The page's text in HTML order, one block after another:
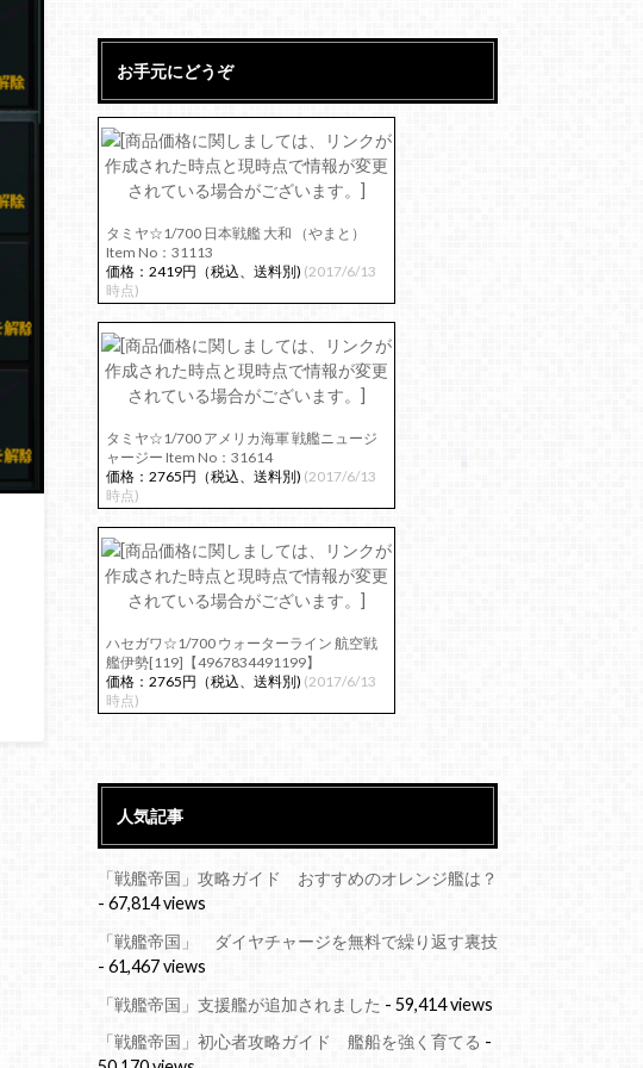
お手元にどうぞ
タミヤ☆1/700 日本戦艦 大和 （やまと）
Item No：31113
価格：2419円（税込、送料別) (2017/6/13
時点)
タミヤ☆1/700 アメリカ海軍 戦艦ニュージ
ャージー Item No：31614
価格：2765円（税込、送料別) (2017/6/13
時点)
ハセガワ☆1/700 ウォーターライン 航空戦
艦伊勢[119]【4967834491199】
価格：2765円（税込、送料別) (2017/6/13
時点)
人気記事
「戦艦帝国」攻略ガイド おすすめのオレンジ艦は？
- 67,814 views
「戦艦帝国」 ダイヤチャージを無料で繰り返す裏技
- 61,467 views
「戦艦帝国」支援艦が追加されました - 59,414 views
「戦艦帝国」初心者攻略ガイド 艦船を強く育てる -